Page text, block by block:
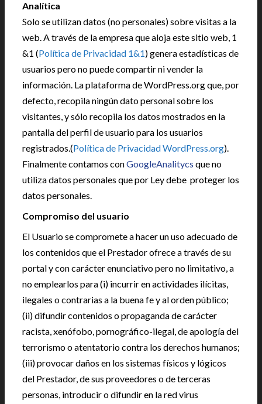
Analítica
Solo se utilizan datos (no personales) sobre visitas a la
web. A través de la empresa que aloja este sitio web, 1
&1 (Política de Privacidad 1&1) genera estadísticas de
usuarios pero no puede compartir ni vender la
información. La plataforma de WordPress.org que, por
defecto, recopila ningún dato personal sobre los
visitantes, y sólo recopila los datos mostrados en la
pantalla del perfil de usuario para los usuarios
registrados.(Política de Privacidad WordPress.org).
Finalmente contamos conGoogleAnalitycs que no
utiliza datos personales que por Ley debe proteger los
datos personales.
Compromiso del usuario
El Usuario se compromete a hacer un uso adecuado de
los contenidos que el Prestador ofrece a través de su
portal y con carácter enunciativo pero no limitativo, a
no emplearlos para (i) incurrir en actividades ilícitas,
ilegales o contrarias a la buena fe y al orden público;
(ii) difundir contenidos o propaganda de carácter
racista, xenófobo, pornográfico-ilegal, de apología del
terrorismo o atentatorio contra los derechos humanos;
(iii) provocar daños en los sistemas físicos y lógicos
del Prestador, de sus proveedores o de terceras
personas, introducir o difundir en la red virus